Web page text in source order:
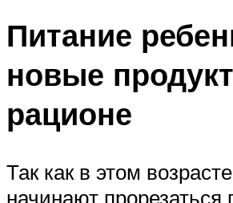
Питание
новые
рационе
Так как в этом
начинают прорезаться